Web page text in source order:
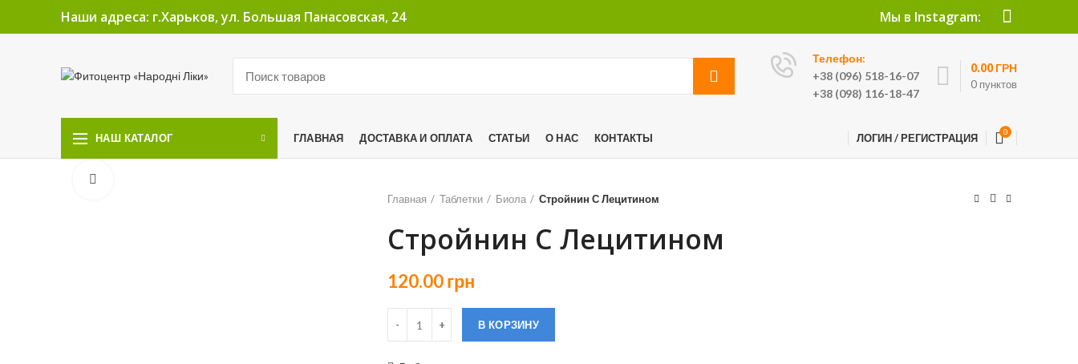
Наши адреса: г.Харьков, ул. Большая Панасовская, 24 Мы в Instagram:
Телефон:
+38 (096) 518-16-07
+38 (098) 116-18-47
0 пунктов
0.00ГРН
НАШ КАТАЛОГ ГЛАВНАЯ ДОСТАВКА И ОПЛАТА СТАТЬИ О НАС КОНТАКТЫ ЛОГИН / РЕГИСТРАЦИЯ 0
Главная
Таблетки Биола Стройнин С Лецитином
Стройнин С Лецитином
120.00грн
В КОРЗИНУ